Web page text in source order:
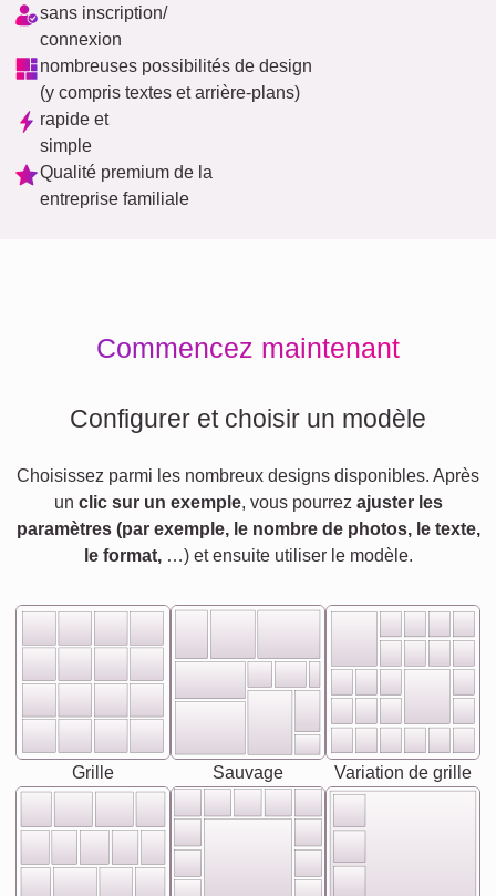
sans inscription/
connexion
nombreuses possibilités de design
(y compris textes et arrière-plans)
rapide et
simple
Qualité premium de la
entreprise familiale
Commencez maintenant
Configurer et choisir un modèle
Choisissez parmi les nombreux designs disponibles. Après
un clic sur un exemple, vous pourrez ajuster les
paramètres (par exemple, le nombre de photos, le texte,
le format,…) et ensuite utiliser le modèle.
Grille Sauvage Variation de grille